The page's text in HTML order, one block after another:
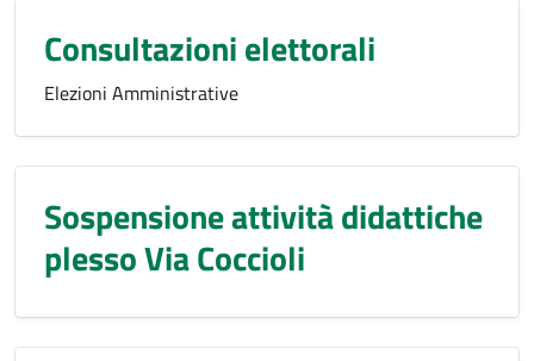
Consultazioni elettorali
Elezioni Amministrative
Sospensione attività didattiche
plesso Via Coccioli